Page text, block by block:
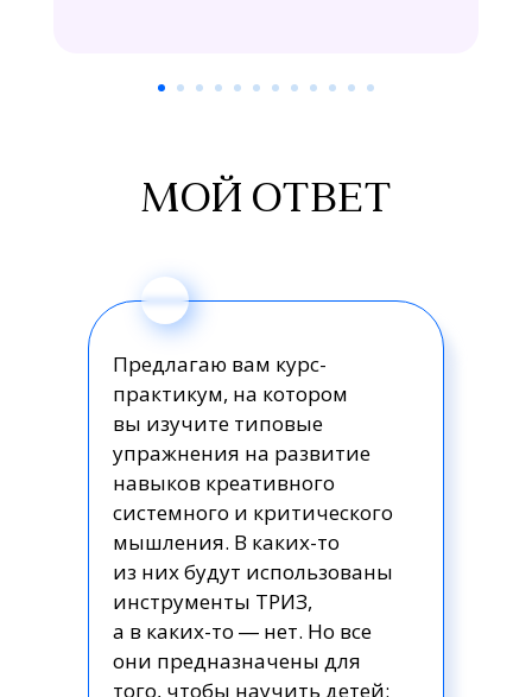
Предлагаю вам курс-
практикум, на котором
вы изучите типовые
упражнения на развитие
навыков креативного
системного и критического
мышления. В каких-то
из них будут использованы
инструменты ТРИЗ,
а в каких-то ― нет. Но все
они предназначены для
того, чтобы научить детей:
МОЙ ОТВЕТ